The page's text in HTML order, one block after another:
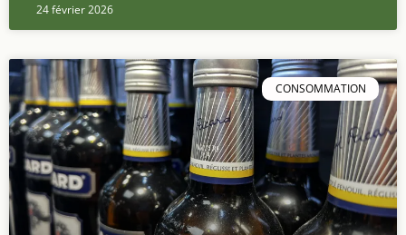
24 février 2026
CONSOMMATION